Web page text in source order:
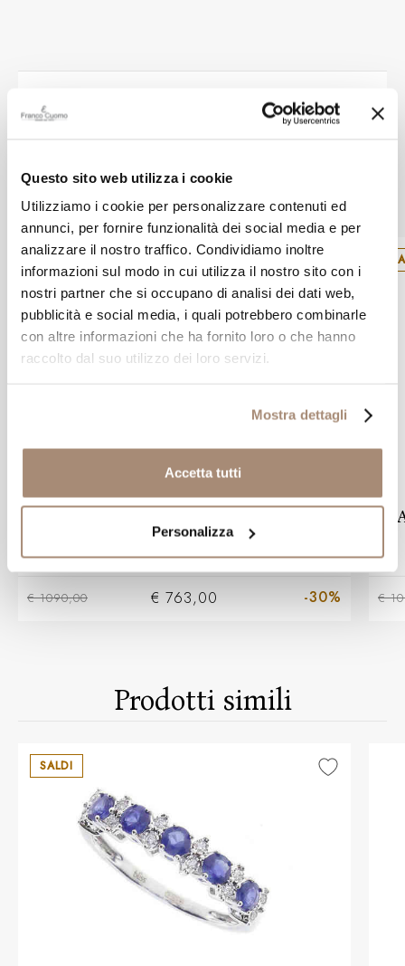
Questo sito web utilizza i cookie
Utilizziamo i cookie per personalizzare contenuti ed
annunci, per fornire funzionalità dei social media e per
analizzare il nostro traffico. Condividiamo inoltre
informazioni sul modo in cui utilizza il nostro sito con i
nostri partner che si occupano di analisi dei dati web,
pubblicità e social media, i quali potrebbero combinarle
con altre informazioni che ha fornito loro o che hanno
raccolto dal suo utilizzo dei loro servizi.
Mostra dettagli
Accetta tutti
Personalizza
Alla confezione regalo ci pensiamo noi
Altri prodotti Bliss
SALDI
BLISS
€ 1090,00 € 763,00 -30% €
Prodotti simili
SALDI